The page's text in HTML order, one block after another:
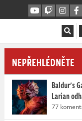
NEPŘEHLÉDNĚTE
Baldur's
Larian
77